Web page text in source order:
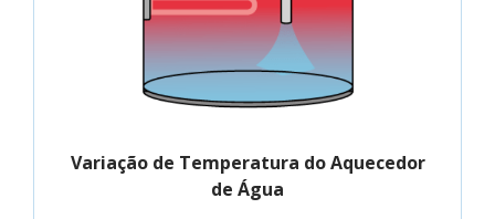
Variação de Temperatura do Aquecedor
de Água